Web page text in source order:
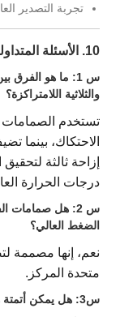
تجربة التصدير
10. الأسئلة المتداولة (الأسئلة الشائعة)
س 1: ما هو الفرق
والثلاثية اللامتراكزة؟
تستخدم الصمامات
الاحتكاك، بينما
إزاحة ثالثة
درجات الحرارة
س 2: هل صمامات
الضغط العالي؟
نعم، إنها مصممة
متحدة المركز.
س3: هل يمكن أتمتة هذه الصمامات؟